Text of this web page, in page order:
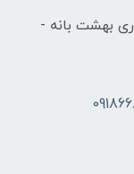
بهشت بانه -